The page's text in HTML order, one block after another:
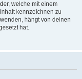
welche mit einem
kennzeichnen zu
hängt von deinen
hat.